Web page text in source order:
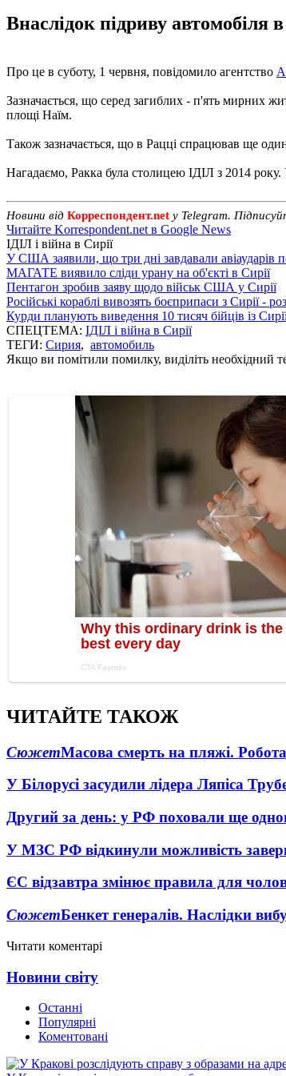
Внаслідок підриву автомобіля
Про це в суботу, 1 червня, повідомило агентство
Зазначається, що серед загиблих - п'ять мирних
площі Наїм.
Також зазначається, що в Рацці спрацював ще
Нагадаємо, Ракка була столицею ІДІЛ з 2014
Новини від Корреспондент.net у Telegram.
Читайте Korrespondent.net в Google News
ІДІЛ і війна в Сирії
У США заявили, що три дні завдавали авіаударів
МАГАТЕ виявило сліди урану на об'єкті в Сирії
Пентагон зробив заяву щодо військ США у Сирії
Російські кораблі вивозять боєприпаси з Сирії -
Курди планують виведення 10 тисяч бійців із
СПЕЦТЕМА: ІДІЛ і війна в Сирії
ТЕГИ: Сирия, автомобиль
Якщо ви помітили помилку, виділіть необхідний
ЧИТАЙТЕ ТАКОЖ
СюжетМасова смерть на пляжі.
У Білорусі засудили лідера Ляпіса
Другий за день: у РФ поховали ще
У МЗС РФ відкинули можливість
ЄС відзавтра змінює правила для
СюжетБенкет генералів. Наслідки
Читати коментарі
Новини світу
Останні
Популярні
Коментовані